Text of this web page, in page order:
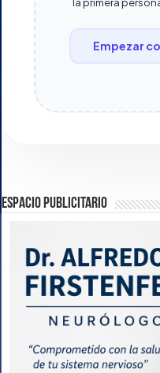
Empezar
ESPACIO PUBLICITARIO